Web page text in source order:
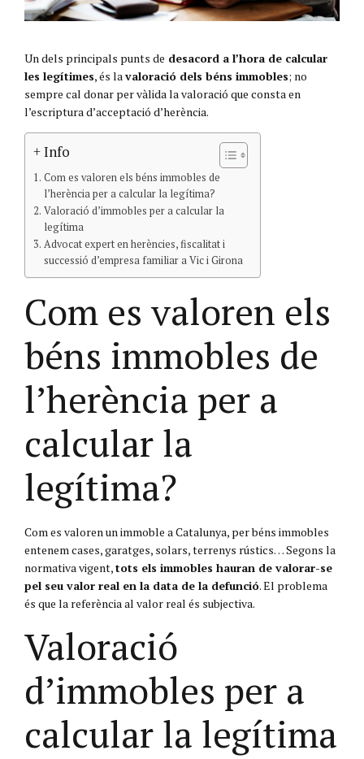
Un dels principals punts de desacord a l’hora de calcular
les legítimes, és la valoració dels béns immobles; no
sempre cal donar per vàlida la valoració que consta en
l’escriptura d’acceptació d’herència.
+ Info
Com es valoren els béns immobles de
l’herència per a calcular la legítima?
Valoració d’immobles per a calcular la
legítima
Advocat expert en herències, fiscalitat i
successió d’empresa familiar a Vic i Girona
Com es valoren els
béns immobles de
l’herència per a
calcular la
legítima?
Com es valoren un immoble a Catalunya, per béns immobles
entenem cases, garatges, solars, terrenys rústics… Segons la
normativa vigent,tots els immobles hauran de valorar-se
pel seu valor real en la data de la defunció. El problema
és que la referència al valor real és subjectiva.
Valoració
d’immobles per a
calcular la legítima